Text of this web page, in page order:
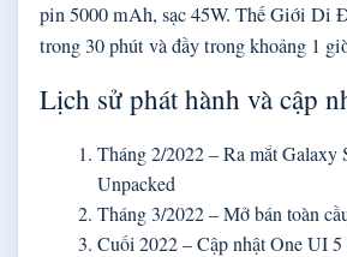
pin 5000 mAh, sạc 45W. Thế Giới Di
trong 30 phút và đầy trong khoảng 1
Lịch sử phát hành và cập
Tháng 2/2022– Ra mắt Galaxy
Unpacked
Tháng 3/2022– Mở bán toàn
Cuối 2022– Cập nhật One UI